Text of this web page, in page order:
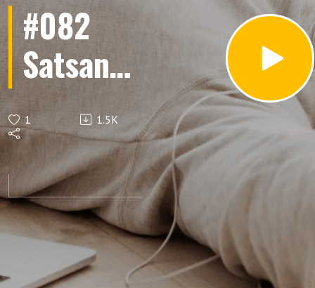
#082
Satsang
sa
SergiOM:
Pilot
satsang
pete (!)
1 1.5K